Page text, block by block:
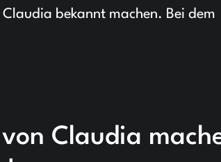
bekannt machen. Bei dem
Claudia